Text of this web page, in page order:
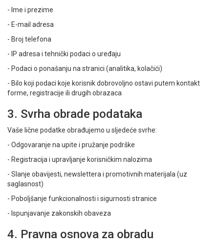
- Ime i prezime
- E-mail adresa
- Broj telefona
- IP adresa i tehnički podaci o uređaju
- Podaci o ponašanju na stranici (analitika, kolačići)
- Bilo koji podaci koje korisnik dobrovoljno ostavi putem kontakt
forme, registracije ili drugih obrazaca
3. Svrha obrade podataka
Vaše lične podatke obrađujemo u sljedeće svrhe:
- Odgovaranje na upite i pružanje podrške
- Registracija i upravljanje korisničkim nalozima
- Slanje obavijesti, newslettera i promotivnih materijala (uz
saglasnost)
- Poboljšanje funkcionalnosti i sigurnosti stranice
- Ispunjavanje zakonskih obaveza
4. Pravna osnova za obradu